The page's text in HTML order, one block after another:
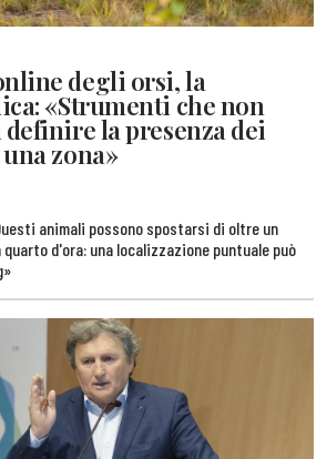
degli orsi, la
«Strumenti che non
la presenza dei
zona»
animali possono spostarsi di oltre un
d'ora: una localizzazione puntuale può